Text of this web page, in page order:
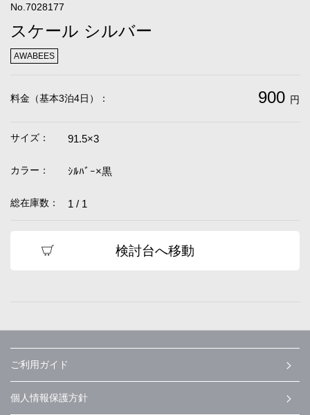
No.7028177
スケール シルバー
AWABEES
料金（基本3泊4日）： 900 円
サイズ： 91.5×3
カラー： ｼﾙﾊﾞｰ×黒
総在庫数： 1 / 1
検討台へ移動
ご利用ガイド
個人情報保護方針